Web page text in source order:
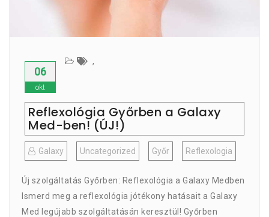
06
okt
Reflexológia Győrben a Galaxy
Med-ben! (ÚJ!)
Galaxy Uncategorized Győr
,
Reflexologia
Új szolgáltatás Győrben: Reflexológia a Galaxy Medben
Ismerd meg a reflexológia jótékony hatásait a Galaxy
Med legújabb szolgáltatásán keresztül! Győrben